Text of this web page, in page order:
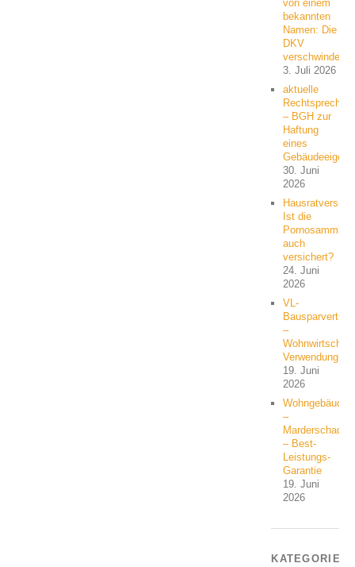
von einem
bekannten
Namen: Die
DKV
verschwindet
3. Juli 2026
aktuelle
– BGH zur
Haftung
eines
30. Juni
2026
Ist die
auch
versichert?
24. Juni
2026
VL-
Bausparvertrag
–
Verwendung?
19. Juni
2026
Wohngebäude
–
Marderschaden
– Best-
Leistungs-
Garantie
19. Juni
2026
KATEGORIEN